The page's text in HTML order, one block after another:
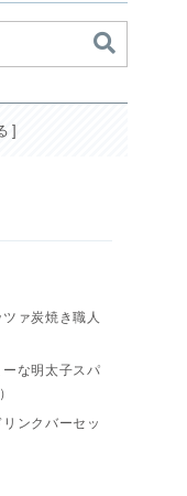
ァ炭焼き職人
な明太子スパ
ンクバーセッ